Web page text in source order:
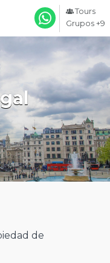
Tours
Grupos +9
de